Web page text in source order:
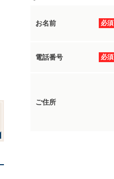
必須
お名前
必須
電話番号
ご住所